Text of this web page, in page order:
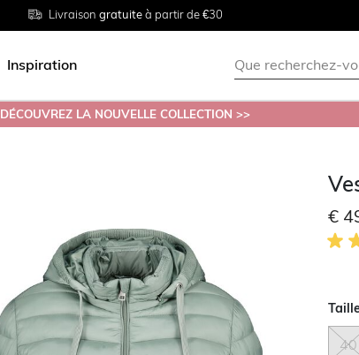
Livraison gratuiteà partir de €30
Tailles du38 au 54
Retourgratuit en magasin
Inspiration
DÉCOUVREZ LA NOUVELLE COLLECTION >>
€
4.2
40